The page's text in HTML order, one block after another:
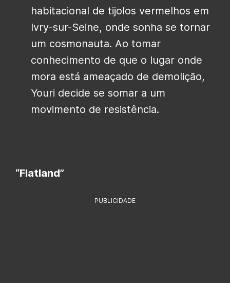
habitacional de tijolos vermelhos em
Ivry-sur-Seine, onde sonha se tornar
um cosmonauta. Ao tomar
conhecimento de que o lugar onde
mora está ameaçado de demolição,
Youri decide se somar a um
movimento de resistência.
“Flatland”
PUBLICIDADE